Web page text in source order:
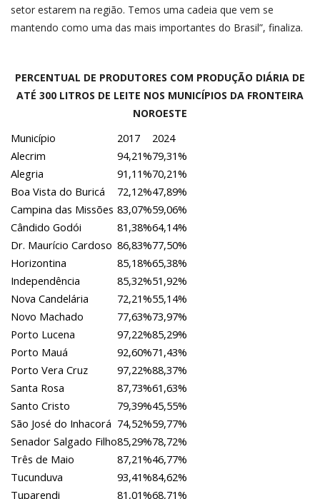
setor estarem na região. Temos uma cadeia que vem se
mantendo como uma das mais importantes do Brasil”, finaliza.
PERCENTUAL DE PRODUTORES COM PRODUÇÃO DIÁRIA DE
ATÉ 300 LITROS DE LEITE NOS MUNICÍPIOS DA FRONTEIRA
NOROESTE
Município 2017
2024
Alecrim
94,21%79,31%
Alegria
91,11%70,21%
Boa Vista do Buricá
72,12%47,89%
Campina das Missões 83,07%59,06%
Cândido Godói
81,38%64,14%
Dr. Maurício Cardoso 86,83%77,50%
Horizontina
85,18%65,38%
Independência
85,32%51,92%
Nova Candelária
72,21%55,14%
Novo Machado
77,63%73,97%
Porto Lucena
97,22%85,29%
Porto Mauá
92,60%71,43%
Porto Vera Cruz
97,22%88,37%
Santa Rosa
87,73%61,63%
Santo Cristo
79,39%45,55%
São José do Inhacorá 74,52%59,77%
Senador Salgado Filho85,29%78,72%
Três de Maio
87,21%46,77%
Tucunduva
93,41%84,62%
Tuparendi
81,01%68,71%